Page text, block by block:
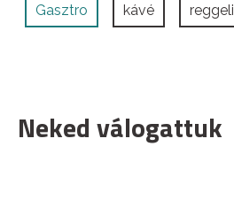
Gasztro kávé reggeli
Neked válogattuk